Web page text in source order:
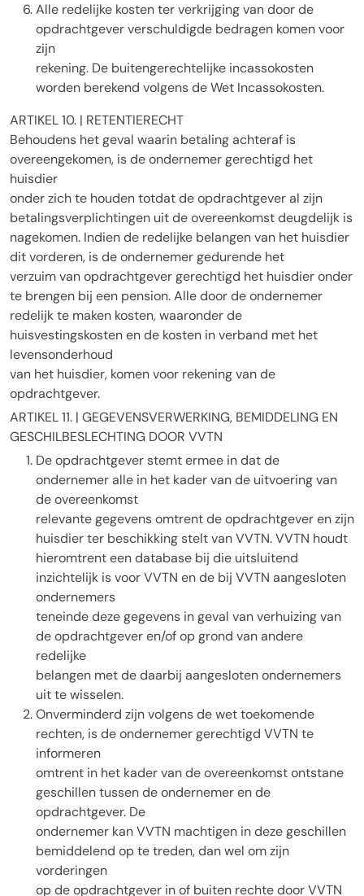
Alle redelijke kosten ter verkrijging van door de
opdrachtgever verschuldigde bedragen komen voor
zijn
rekening. De buitengerechtelijke incassokosten
worden berekend volgens de Wet Incassokosten.
ARTIKEL 10. | RETENTIERECHT
Behoudens het geval waarin betaling achteraf is
overeengekomen, is de ondernemer gerechtigd het
huisdier
onder zich te houden totdat de opdrachtgever al zijn
betalingsverplichtingen uit de overeenkomst deugdelijk is
nagekomen. Indien de redelijke belangen van het huisdier
dit vorderen, is de ondernemer gedurende het
verzuim van opdrachtgever gerechtigd het huisdier onder
te brengen bij een pension. Alle door de ondernemer
redelijk te maken kosten, waaronder de
huisvestingskosten en de kosten in verband met het
levensonderhoud
van het huisdier, komen voor rekening van de
opdrachtgever.
ARTIKEL 11. | GEGEVENSVERWERKING, BEMIDDELING EN
GESCHILBESLECHTING DOOR VVTN
De opdrachtgever stemt ermee in dat de
ondernemer alle in het kader van de uitvoering van
de overeenkomst
relevante gegevens omtrent de opdrachtgever en zijn
huisdier ter beschikking stelt van VVTN. VVTN houdt
hieromtrent een database bij die uitsluitend
inzichtelijk is voor VVTN en de bij VVTN aangesloten
ondernemers
teneinde deze gegevens in geval van verhuizing van
de opdrachtgever en/of op grond van andere
redelijke
belangen met de daarbij aangesloten ondernemers
uit te wisselen.
Onverminderd zijn volgens de wet toekomende
rechten, is de ondernemer gerechtigd VVTN te
informeren
omtrent in het kader van de overeenkomst ontstane
geschillen tussen de ondernemer en de
opdrachtgever. De
ondernemer kan VVTN machtigen in deze geschillen
bemiddelend op te treden, dan wel om zijn
vorderingen
op de opdrachtgever in of buiten rechte door VVTN